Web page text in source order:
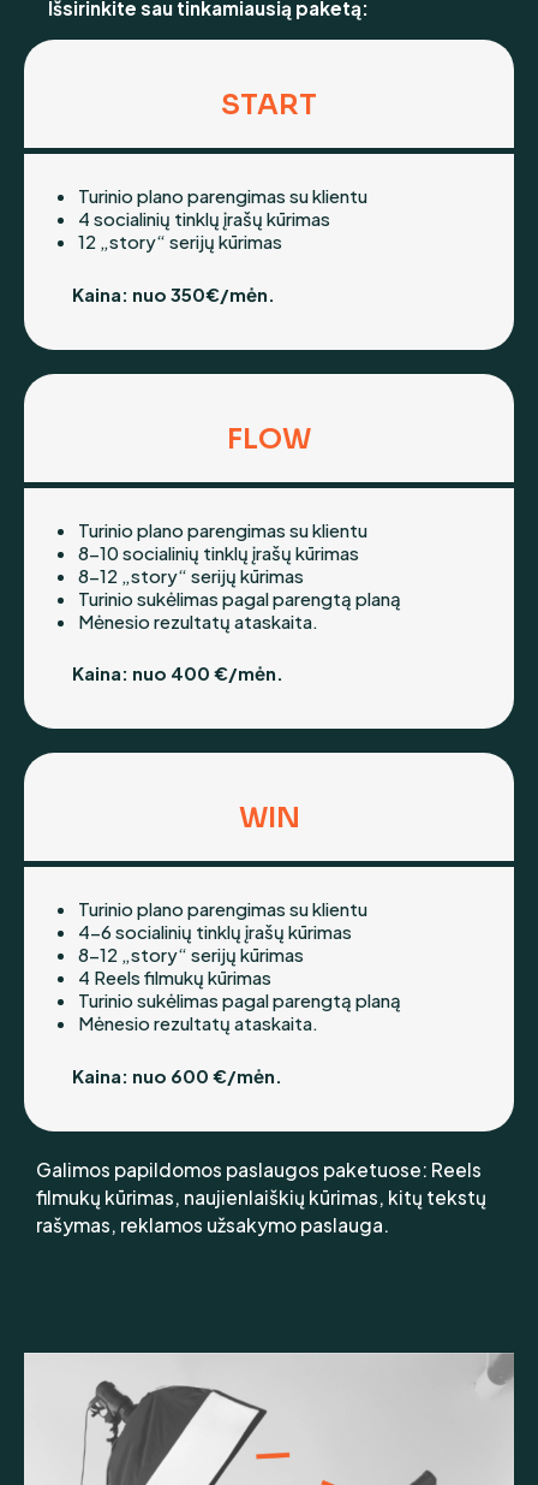
Išsirinkite sau tinkamiausią paketą:
START
Turinio plano parengimas su klientu
4 socialinių tinklų įrašų kūrimas
12 „story“ serijų kūrimas
Kaina: nuo 350€/mėn.
FLOW
Turinio plano parengimas su klientu
8-10 socialinių tinklų įrašų kūrimas
8-12 „story“ serijų kūrimas
Turinio sukėlimas pagal parengtą planą
Mėnesio rezultatų ataskaita.
Kaina: nuo 400 €/mėn.
WIN
Turinio plano parengimas su klientu
4-6 socialinių tinklų įrašų kūrimas
8-12 „story“ serijų kūrimas
4 Reels filmukų kūrimas
Turinio sukėlimas pagal parengtą planą
Mėnesio rezultatų ataskaita.
Kaina: nuo 600 €/mėn.
Galimos papildomos paslaugos paketuose: Reels
filmukų kūrimas, naujienlaiškių kūrimas, kitų tekstų
rašymas, reklamos užsakymo paslauga.